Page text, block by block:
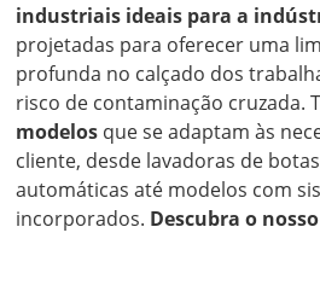
industriais ideais para a
projetadas para oferecer uma
profunda no calçado dos
risco de contaminação cruzada.
modelos que se adaptam às
cliente, desde lavadoras de
automáticas até modelos com
incorporados. Descubra o